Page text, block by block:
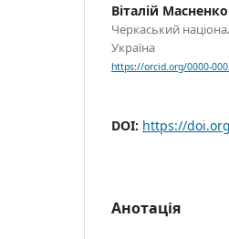
Віталій Масненко
Черкаський
Україна
https://orcid.org/0000-
DOI: https://
Анотація